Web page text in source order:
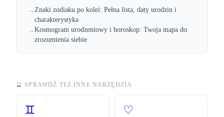
→ Znaki zodiaku po kolei: Pełna lista, daty urodzin i
charakterystyka
→Kosmogram urodzeniowy i horoskop: Twoja mapa do
zrozumienia siebie
🔮 SPRAWDŹ TEŻ INNE NARZĘDZIA
♊ ♡